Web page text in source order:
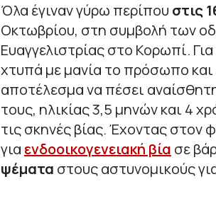
Όλα έγιναν γύρω περίπου στις
Οκτωβρίου, στη συμβολή των
Ευαγγελιστρίας στο Κορωπί.
χτυπά με μανία το πρόσωπο
αποτέλεσμα να πέσει
τους, ηλικίας 3,5 μηνών και 4
τις σκηνές βίας. Έχοντας στον
για ενδοοικογενειακή βία σε
ψέματα στους αστυνομικούς